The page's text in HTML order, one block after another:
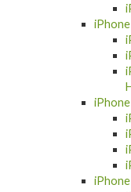
iPhone